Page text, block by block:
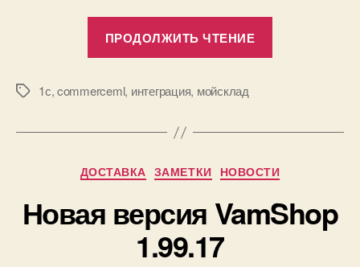
ПРОДОЛЖИТЬ ЧТЕНИЕ
Метки
1с,commerceml, интеграция, мойсклад
Рубрики
ДОСТАВКА ЗАМЕТКИ НОВОСТИ
Новая версия VamShop
1.99.17